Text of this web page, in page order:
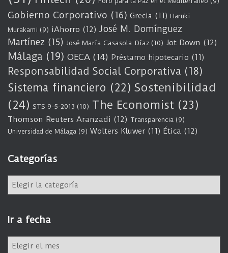
Gobierno Corporativo (16) Grecia (11) Haruki
Murakami (9) iAhorro (12) José M. Domínguez
Martínez (15) José María Casasola Díaz (10) Jot Down (12)
Málaga (19) OECA (14) Préstamo hipotecario (11)
Responsabilidad Social Corporativa (18)
Sistema financiero (22) Sostenibilidad
(24) STS 9-5-2013 (10) The Economist (23)
Thomson Reuters Aranzadi (12) Transparencia (9)
Universidad de Málaga (9) Wolters Kluwer (11) Ética (12)
Categorías
e
g
o
Ir a fecha